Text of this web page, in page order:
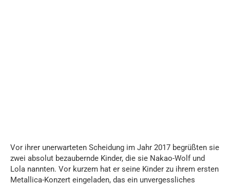
Vor ihrer unerwarteten Scheidung im Jahr 2017 begrüßten sie
zwei absolut bezaubernde Kinder, die sie Nakao-Wolf und
Lola nannten. Vor kurzem hat er seine Kinder zu ihrem ersten
Metallica-Konzert eingeladen, das ein unvergessliches